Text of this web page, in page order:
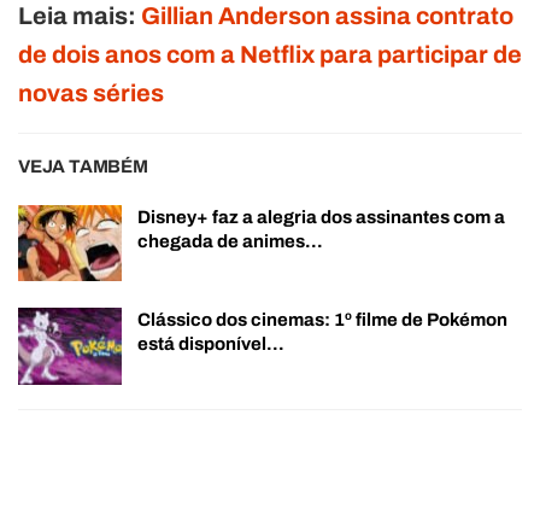
Leia mais: Gillian Anderson assina contrato
de dois anos com a Netflix para participar de
novas séries
VEJA TAMBÉM
Disney+ faz a alegria dos assinantes com a
chegada de animes…
Clássico dos cinemas: 1º filme de Pokémon
está disponível…